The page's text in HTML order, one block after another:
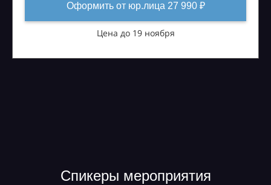
Оформить от юр.лица 27 990 ₽
Цена до 19 ноября
Спикеры мероприятия